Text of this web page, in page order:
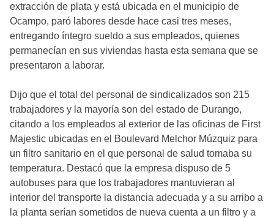
extracción de plata y está ubicada en el municipio de
Ocampo, paró labores desde hace casi tres meses,
entregando íntegro sueldo a sus empleados, quienes
permanecían en sus viviendas hasta esta semana que se
presentaron a laborar.
Dijo que el total del personal de sindicalizados son 215
trabajadores y la mayoría son del estado de Durango,
citando a los empleados al exterior de las oficinas de First
Majestic ubicadas en el Boulevard Melchor Múzquiz para
un filtro sanitario en el que personal de salud tomaba su
temperatura. Destacó que la empresa dispuso de 5
autobuses para que los trabajadores mantuvieran al
interior del transporte la distancia adecuada y a su arribo a
la planta serían sometidos de nueva cuenta a un filtro y a